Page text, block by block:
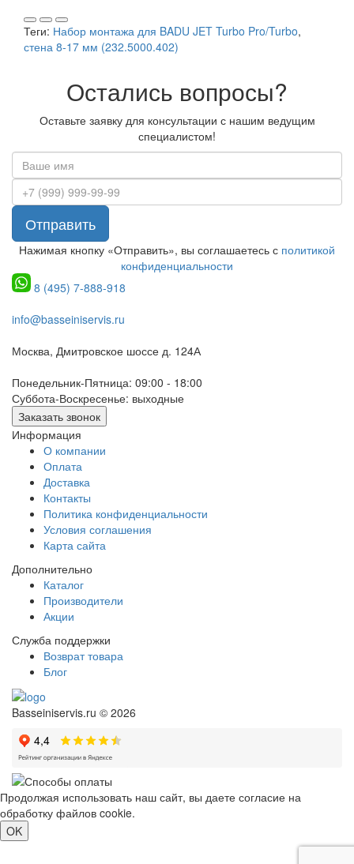
Теги: Набор монтажа для BADU JET Turbo Pro/Turbo,
стена 8-17 мм (232.5000.402)
Остались вопросы?
Оставьте заявку для консультации с нашим ведущим
специалистом!
Отправить
Нажимая кнопку «Отправить», вы соглашаетесь с политикой
конфиденциальности
8 (495) 7-888-918
info@basseiniservis.ru
Москва, Дмитровское шоссе д. 124А
Понедельник-Пятница: 09:00 - 18:00
Суббота-Воскресенье: выходные
Заказать звонок
Информация
О компании
Оплата
Доставка
Контакты
Политика конфиденциальности
Условия соглашения
Карта сайта
Дополнительно
Каталог
Производители
Акции
Служба поддержки
Возврат товара
Блог
Basseiniservis.ru © 2026
Продолжая использовать наш сайт, вы даете согласие на
обработку файлов cookie.
OK